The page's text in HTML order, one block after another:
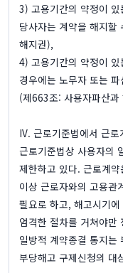
3) 고용기간의 약정이
당사자는 계약을 해지
해지권),
4) 고용기간의 약정이
경우에는 노무자 또는
(제663조: 사용자파산과
IV. 근로기준법에서 근로
근로기준법상 사용자의
제한하고 있다. 근로계
이상 근로자와의 고용관
필요로 하고, 해고시기
엄격한 절차를 거쳐야만
일방적 계약종결 통지는
부당해고 구제신청의 대